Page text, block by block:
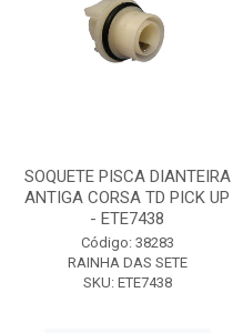
SOQUETE PISCA DIANTEIRA
ANTIGA CORSA TD PICK UP
- ETE7438
Código: 38283
RAINHA DAS SETE
SKU: ETE7438